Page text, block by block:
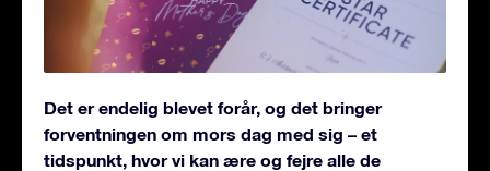
Det er endelig blevet forår, og det bringer
forventningen om mors dag med sig – et
tidspunkt, hvor vi kan ære og fejre alle de